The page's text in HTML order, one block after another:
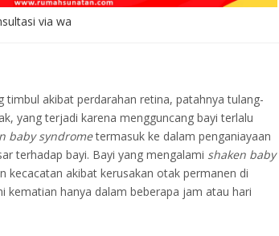
via wa
akibat perdarahan retina, patahnya tulang-
yang terjadi karena mengguncang bayi terlalu
baby syndrometermasuk ke dalam penganiayaan
terhadap bayi. Bayi yang mengalami shaken baby
akibat kerusakan otak permanen di
kematian hanya dalam beberapa jam atau hari